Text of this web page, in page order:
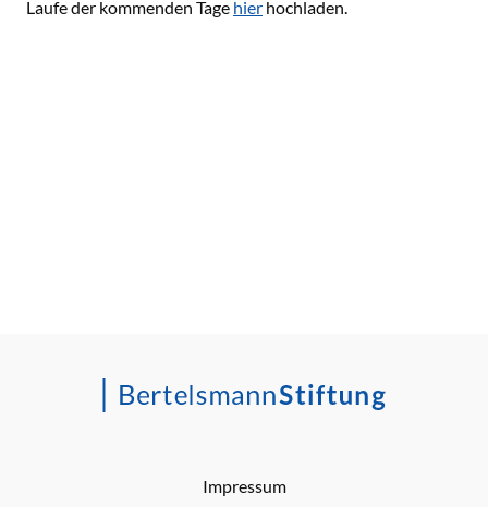
Laufe der kommenden Tage hier hochladen.
Impressum